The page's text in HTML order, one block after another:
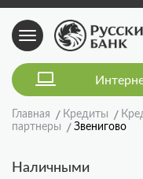
Toggle
navigation
Главная Кредиты
партнеры
Звенигово
Наличными